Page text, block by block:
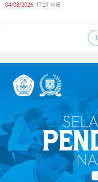
04/08/2026, 17:21 WIB